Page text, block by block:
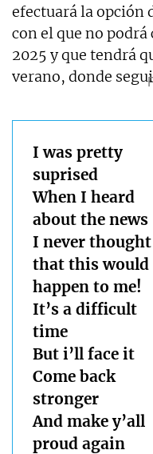
efectuará la opción
con el que no
2025 y que tendrá
verano, donde
I was pretty
suprised
When I heard
about the news
I never thought
that this would
happen to me!
It’s a difficult
time
But i’ll face it
Come back
stronger
And make y’all
proud again